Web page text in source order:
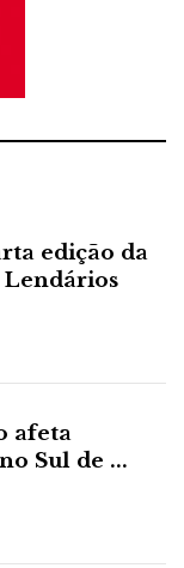
edição da
Lendários
afeta
Sul de ...